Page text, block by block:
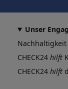
Unser
Nachhaltigkeit
CHECK24 hilft
CHECK24 hilft